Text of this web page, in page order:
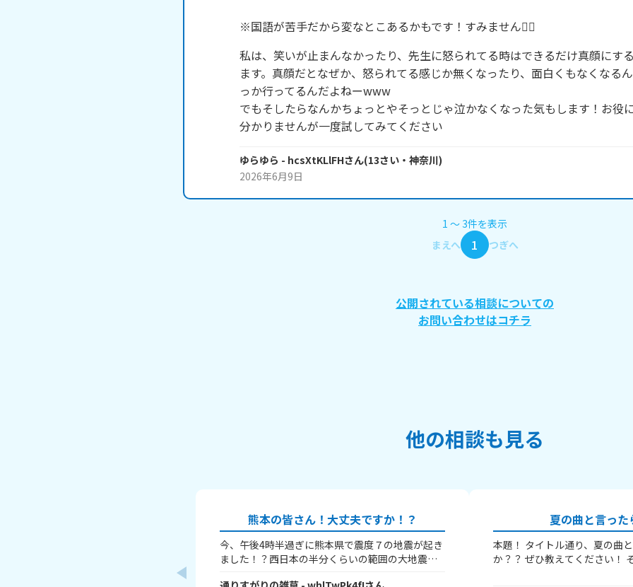
※国語が苦手だから変なとこあるかもです！すみません🙇‍♀️
私は、笑いが止まんなかったり、先生に怒られてる時はできるだけ真顔にす
ます。真顔だとなぜか、怒られてる感じか無くなったり、面白くもなくなる
っか行ってるんだよねーwww
でもそしたらなんかちょっとやそっとじゃ泣かなくなった気もします！お役
分かりませんが一度試してみてください
ゆらゆら - hcsXtKLlFHさん(13さい・ 神奈川)
2026年6月9日
1 〜 3件を表示
まえへ
1 つぎへ
公開されている相談についての
お問い合わせはコチラ
他の相談も見る
熊本の皆さん！大丈夫ですか！？
今、午後4時半過ぎに熊本県で震度７の地震が起き
ました！？西日本の半分くらいの範囲の大地震で
夏の曲と言った
本題！ タイトル通り、夏の曲
か